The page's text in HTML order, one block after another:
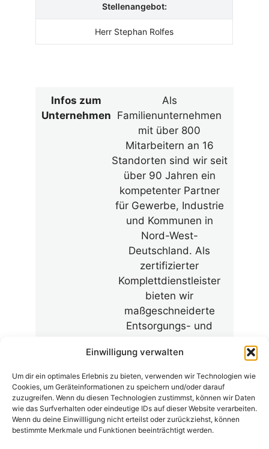
Einwilligung verwalten
Um dir ein optimales Erlebnis zu bieten, verwenden wir Technologien wie
Cookies, um Geräteinformationen zu speichern und/oder darauf
zuzugreifen. Wenn du diesen Technologien zustimmst, können wir Daten
wie das Surfverhalten oder eindeutige IDs auf dieser Website verarbeiten.
Wenn du deine Einwillligung nicht erteilst oder zurückziehst, können
bestimmte Merkmale und Funktionen beeinträchtigt werden.
Stellenangebot:
Herr Stephan Rolfes
Infos zum
Unternehmen
Als
Familienunternehmen
mit über 800
Mitarbeitern an 16
Standorten sind wir seit
über 90 Jahren ein
kompetenter Partner
für Gewerbe, Industrie
und Kommunen in
Nord-West-
Deutschland. Als
zertifizierter
Komplettdienstleister
bieten wir
maßgeschneiderte
Entsorgungs- und
an.